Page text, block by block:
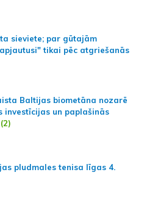
sieviete; par gūtajām
tikai pēc atgriešanās
Baltijas biometāna nozarē
investīcijas un paplašinās
(2)
pludmales tenisa līgas 4.